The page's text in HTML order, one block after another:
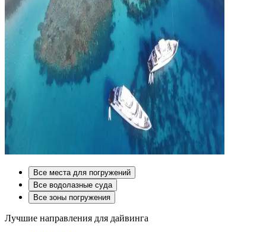
Все места для погружений
Все водолазные суда
Все зоны погружения
Лучшие направления для дайвинга